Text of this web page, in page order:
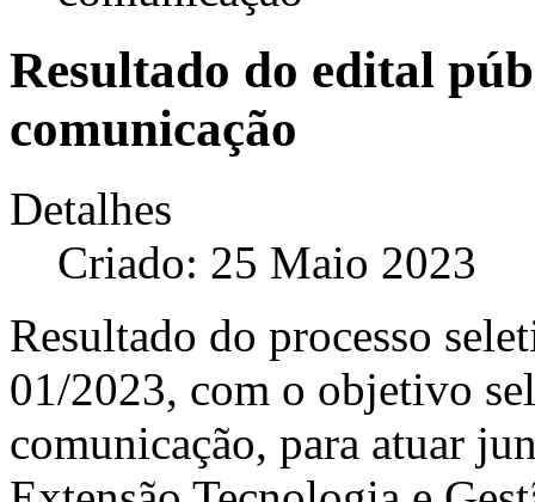
Resultado do edital
comunicação
Detalhes
Criado: 25 Maio 2023
Resultado do processo
01/2023, com o objetivo
comunicação, para atuar